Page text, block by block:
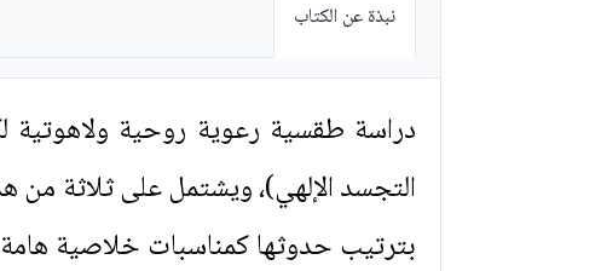
نبذة عن الكتاب
دراسة طقسية رعوية روحية ولاهوتية
التجسد الإلهي)، ويشتمل على ثلاثة من
بترتيب حدوثها كمناسبات خلاصية